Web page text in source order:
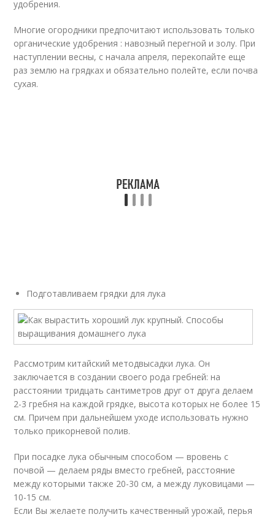
удобрения.
Многие огородники предпочитают использовать только
органические удобрения : навозный перегной и золу. При
наступлении весны, с начала апреля, перекопайте еще
раз землю на грядках и обязательно полейте, если почва
сухая.
Подготавливаем грядки для лука
Рассмотрим китайский методвысадки лука. Он
заключается в создании своего рода гребней: на
расстоянии тридцать сантиметров друг от друга делаем
2-3 гребня на каждой грядке, высота которых не более 15
см. Причем при дальнейшем уходе использовать нужно
только прикорневой полив.
При посадке лука обычным способом — вровень с
почвой — делаем ряды вместо гребней, расстояние
между которыми также 20-30 см, а между луковицами —
10-15 см.
Если Вы желаете получить качественный урожай, перья